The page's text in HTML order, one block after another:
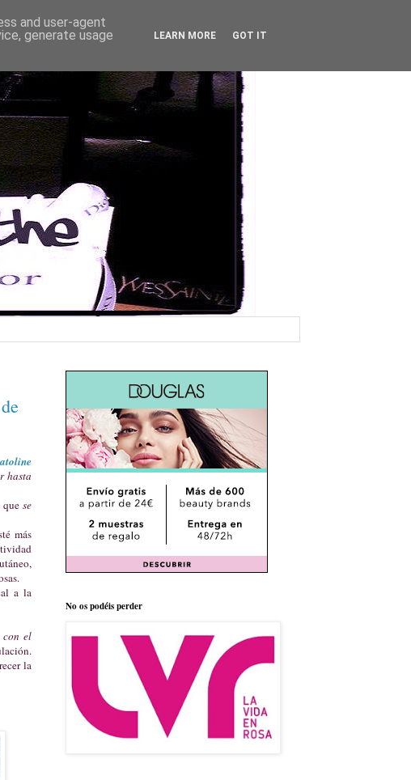
hasta
quese
más
a la
con el
la
No os podéis perder
and user-agent
generate usage
LEARN MORE GOT IT